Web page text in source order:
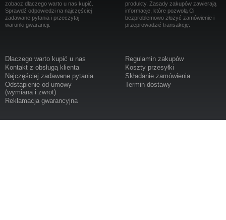
zobacz dlaczego warto u nas kupić.
Sprawdź odpowiedzi na najczęściej
zadawane pytania i przeczytaj
warunki gwarancji.
Dlaczego warto kupić u nas
Kontakt z obsługą klienta
Najczęściej zadawane pytania
Odstąpienie od umowy
(wymiana i zwrot)
Reklamacja gwarancyjna
produkty. Zasady zakupów zawierają
informacje, które pozwolą Ci
bezproblemowo złożyć zamówienie i
przeprowadzić transakcję.
Regulamin zakupów
Koszty przesyłki
Składanie zamówienia
Termin dostawy